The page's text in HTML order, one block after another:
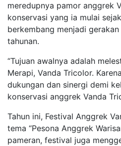
meredupnya pamor anggrek
konservasi yang ia mulai
berkembang menjadi
tahunan.
“Tujuan awalnya adalah
Merapi, Vanda Tricolor.
dukungan dan sinergi demi
konservasi anggrek Vanda
Tahun ini, Festival Anggrek
tema “Pesona Anggrek
pameran, festival juga